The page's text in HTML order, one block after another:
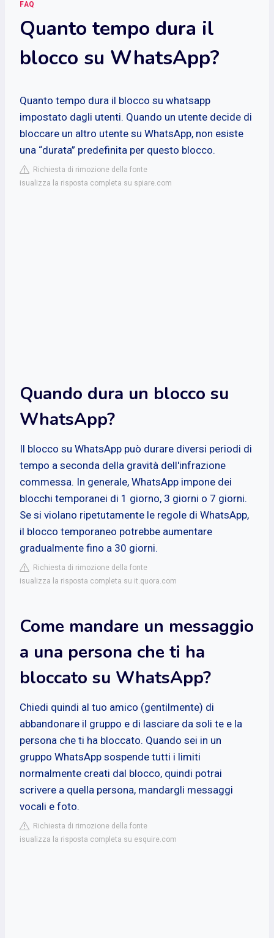
FAQ
Quanto tempo dura il
blocco su WhatsApp?
Quanto tempo dura il blocco su whatsapp
impostato dagli utenti. Quando un utente decide di
bloccare un altro utente su WhatsApp, non esiste
una “durata” predefinita per questo blocco.
Richiesta di rimozione della fonte
isualizza la risposta completa su spiare.com
Quando dura un blocco su
WhatsApp?
Il blocco su WhatsApp può durare diversi periodi di
tempo a seconda della gravità dell'infrazione
commessa. In generale, WhatsApp impone dei
blocchi temporanei di 1 giorno, 3 giorni o 7 giorni.
Se si violano ripetutamente le regole di WhatsApp,
il blocco temporaneo potrebbe aumentare
gradualmente fino a 30 giorni.
Richiesta di rimozione della fonte
isualizza la risposta completa su it.quora.com
Come mandare un messaggio
a una persona che ti ha
bloccato su WhatsApp?
Chiedi quindi al tuo amico (gentilmente) di
abbandonare il gruppo e di lasciare da soli te e la
persona che ti ha bloccato. Quando sei in un
gruppo WhatsApp sospende tutti i limiti
normalmente creati dal blocco, quindi potrai
scrivere a quella persona, mandargli messaggi
vocali e foto.
Richiesta di rimozione della fonte
isualizza la risposta completa su esquire.com